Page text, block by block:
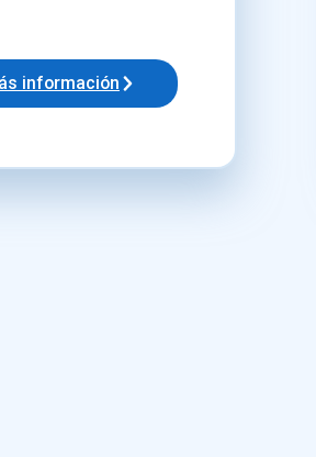
información